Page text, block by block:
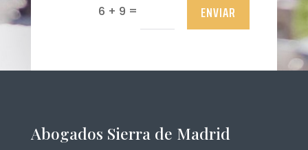
6 + 9 = ENVIAR
Abogados Sierra de Madrid